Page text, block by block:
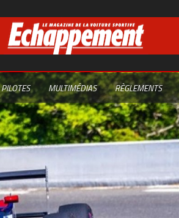
PILOTES MULTIMÉDIAS RÈGLEMENTS